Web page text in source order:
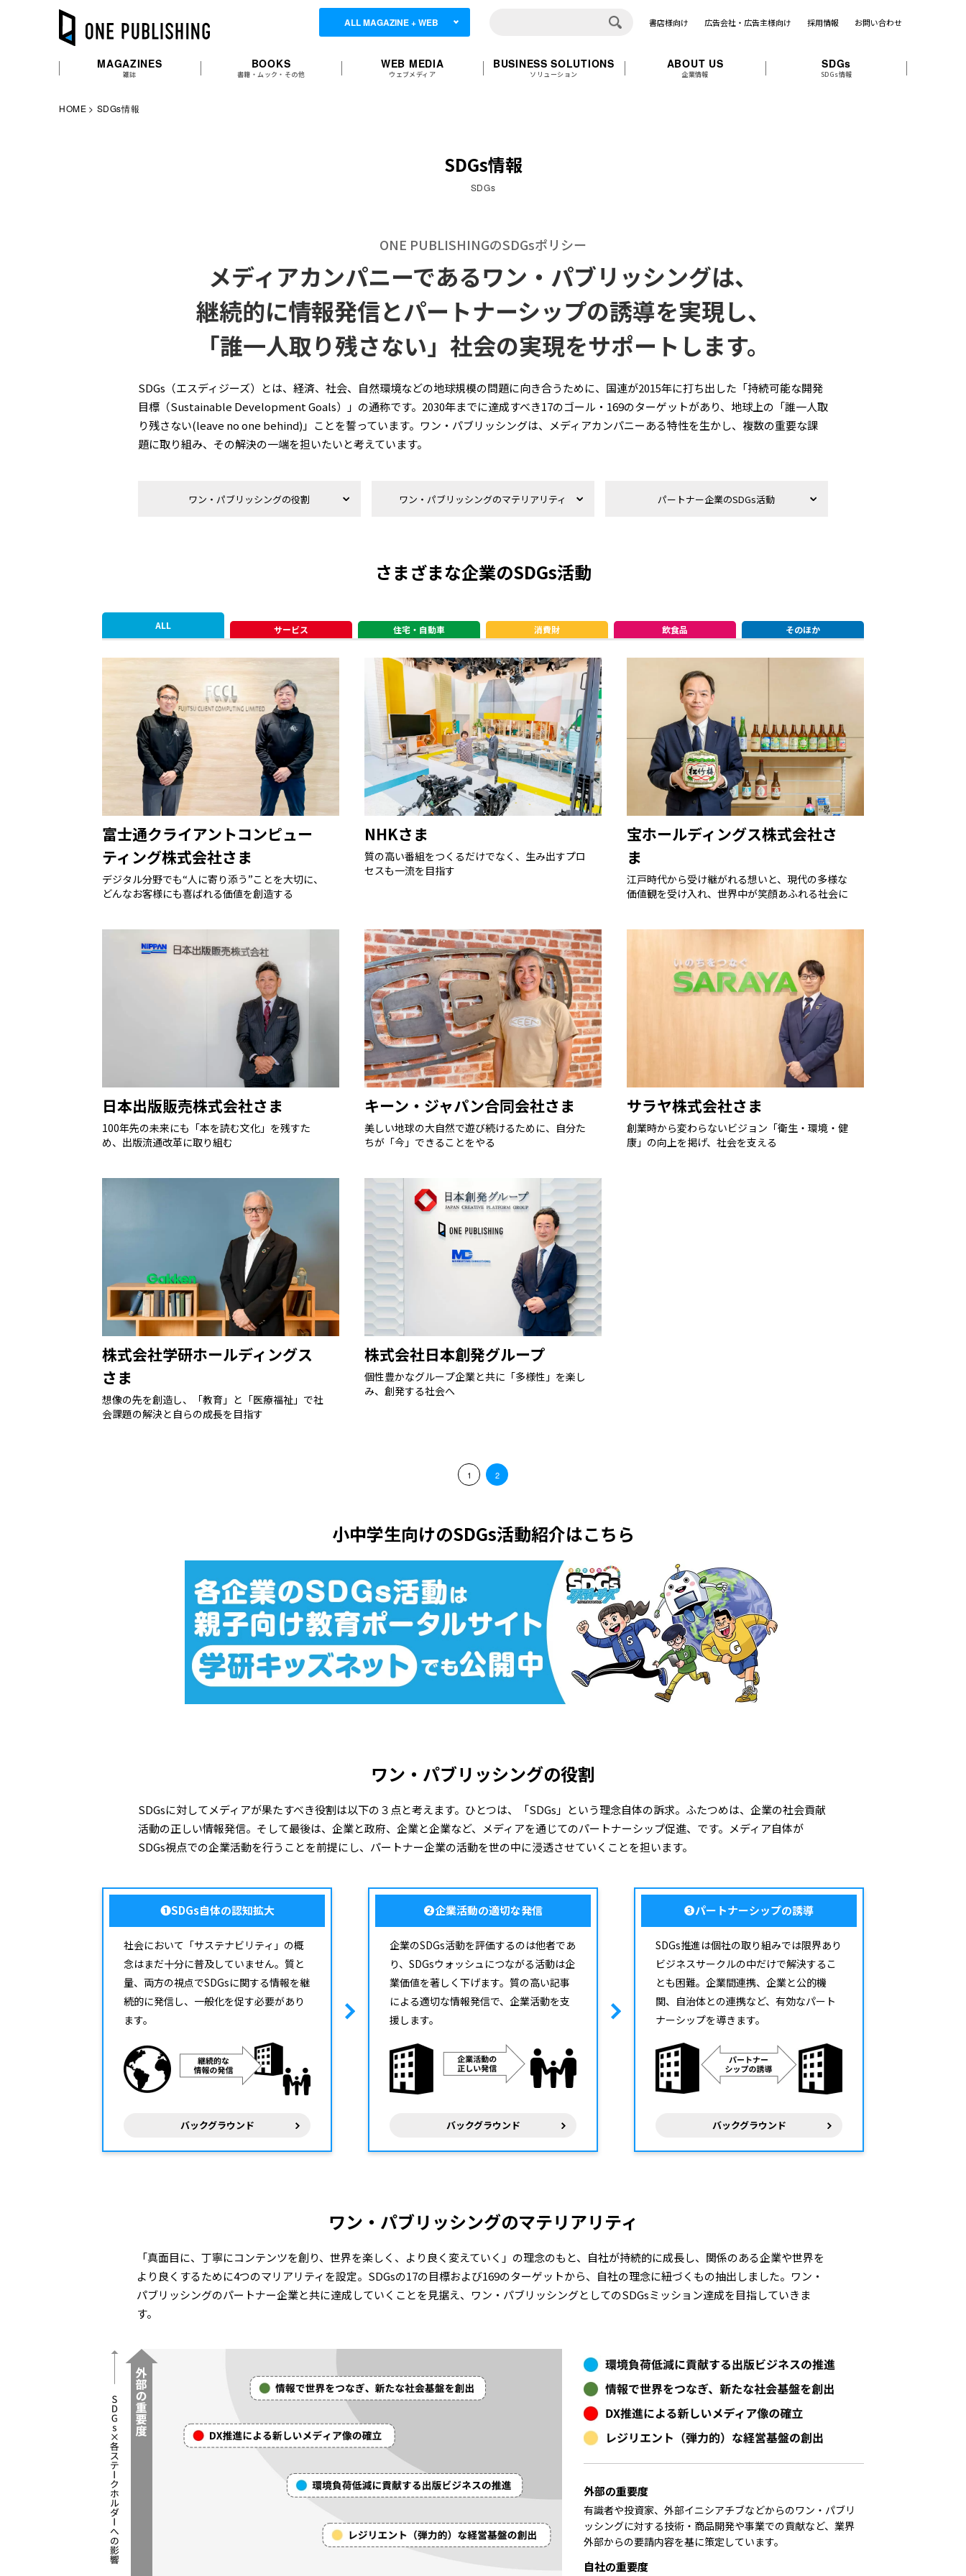
ALL MAGAZINE + WEB 書店様向け 広告会社・広告主様向け 採用情報 お問い合わせ
MAGAZINES
雑誌
BOOKS
書籍・ムック・その他
WEB MEDIA
ウェブメディア
BUSINESS SOLUTIONS
ソリューション
ABOUT US
企業情報
SDGs
SDGs情報
HOME SDGs情報
SDGs情報
SDGs
ONE PUBLISHINGのSDGsポリシー
メディアカンパニーであるワン・パブリッシングは、
継続的に情報発信とパートナーシップの誘導を実現し、
「誰一人取り残さない」社会の実現をサポートします。
SDGs（エスディジーズ）とは、経済、社会、自然環境などの地球規模の問題に向き合うために、国連が2015年に打ち出した「持続可能な開発
目標（Sustainable Development Goals）」の通称です。2030年までに達成すべき17のゴール・169のターゲットがあり、地球上の「誰一人取
り残さない(leave no one behind)」ことを誓っています。ワン・パブリッシングは、メディアカンパニーある特性を生かし、複数の重要な課
題に取り組み、その解決の一端を担いたいと考えています。
ワン・パブリッシングの役割 ワン・パブリッシングのマテリアリティ パートナー企業のSDGs活動
さまざまな企業のSDGs活動
ALL サービス 住宅・自動車 消費財 飲食品 そのほか
富士通クライアントコンピュー
ティング株式会社さま
デジタル分野でも“人に寄り添う”ことを大切に、
どんなお客様にも喜ばれる価値を創造する
NHKさま
質の高い番組をつくるだけでなく、生み出すプロ
セスも一流を目指す
宝ホールディングス株式会社さ
ま
江戸時代から受け継がれる想いと、現代の多様な
価値観を受け入れ、世界中が笑顔あふれる社会に
日本出版販売株式会社さま
100年先の未来にも「本を読む文化」を残すた
め、出版流通改革に取り組む
キーン・ジャパン合同会社さま
美しい地球の大自然で遊び続けるために、自分た
ちが「今」できることをやる
サラヤ株式会社さま
創業時から変わらないビジョン「衛生・環境・健
康」の向上を掲げ、社会を支える
株式会社学研ホールディングス
さま
想像の先を創造し、「教育」と「医療福祉」で社
会課題の解決と自らの成長を目指す
株式会社日本創発グループ
個性豊かなグループ企業と共に「多様性」を楽し
み、創発する社会へ
1 2
小中学生向けのSDGs活動紹介はこちら
ワン・パブリッシングの役割
SDGsに対してメディアが果たすべき役割は以下の３点と考えます。ひとつは、「SDGs」という理念自体の訴求。ふたつめは、企業の社会貢献
活動の正しい情報発信。そして最後は、企業と政府、企業と企業など、メディアを通じてのパートナーシップ促進、です。メディア自体が
SDGs視点での企業活動を行うことを前提にし、パートナー企業の活動を世の中に浸透させていくことを担います。
❶SDGs自体の認知拡大
社会において「サステナビリティ」の概
念はまだ十分に普及していません。質と
量、両方の視点でSDGsに関する情報を継
続的に発信し、一般化を促す必要があり
ます。
バックグラウンド
❷企業活動の適切な発信
企業のSDGs活動を評価するのは他者であ
り、SDGsウォッシュにつながる活動は企
業価値を著しく下げます。質の高い記事
による適切な情報発信で、企業活動を支
援します。
バックグラウンド
❸パートナーシップの誘導
SDGs推進は個社の取り組みでは限界あり
ビジネスサークルの中だけで解決するこ
とも困難。企業間連携、企業と公的機
関、自治体との連携など、有効なパート
ナーシップを導きます。
バックグラウンド
ワン・パブリッシングのマテリアリティ
「真面目に、丁寧にコンテンツを創り、世界を楽しく、より良く変えていく」の理念のもと、自社が持続的に成長し、関係のある企業や世界を
より良くするために4つのマリアリティを設定。SDGsの17の目標および169のターゲットから、自社の理念に紐づくもの抽出しました。ワン・
パブリッシングのパートナー企業と共に達成していくことを見据え、ワン・パブリッシングとしてのSDGsミッション達成を目指していきま
す。
外部の重要度
有識者や投資家、外部イニシアチブなどからのワン・パブリ
ッシングに対する技術・商品開発や事業での貢献など、業界
外部からの要請内容を基に策定しています。
自社の重要度